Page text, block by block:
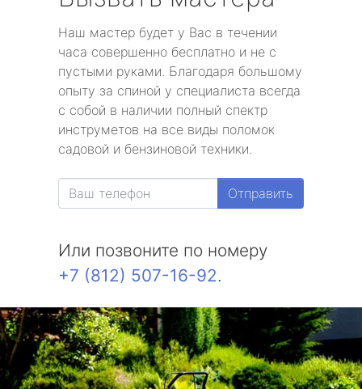
Наш мастер будет у Вас в течении
часа совершенно бесплатно и не с
пустыми руками. Благодаря большому
опыту за спиной у специалиста всегда
с собой в наличии полный спектр
инструметов на все виды поломок
садовой и бензиновой техники.
Отправить
Или позвоните по номеру
+7 (812) 507-16-92.